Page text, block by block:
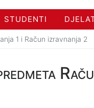
STUDENTI
1 i Račun izravnanja 2